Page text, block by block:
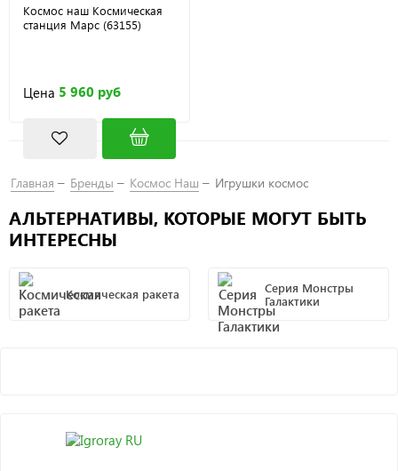
Космос наш Космическая
станция Марс (63155)
Цена 5 960 руб
Главная Бренды Космос Наш Игрушки космос
АЛЬТЕРНАТИВЫ, КОТОРЫЕ МОГУТ БЫТЬ
ИНТЕРЕСНЫ
Космическая ракета
Серия Монстры
Галактики